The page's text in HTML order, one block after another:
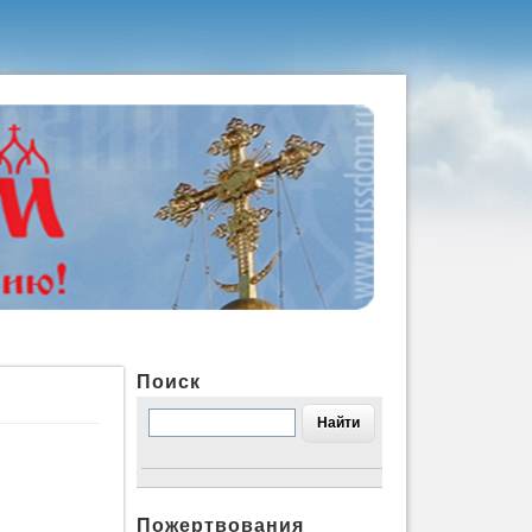
Поиск
Пожертвования